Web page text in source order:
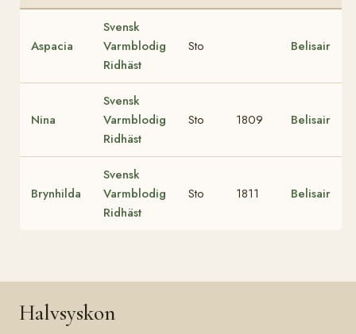
Aspacia
Svensk
Varmblodig
Ridhäst
Sto Belisair
Nina
Svensk
Varmblodig
Ridhäst
Sto 1809 Belisair
Brynhilda
Svensk
Varmblodig
Ridhäst
Sto 1811 Belisair
Halvsyskon